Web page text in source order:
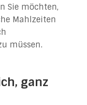
Sie möchten,
Mahlzeiten
müssen.
ganz